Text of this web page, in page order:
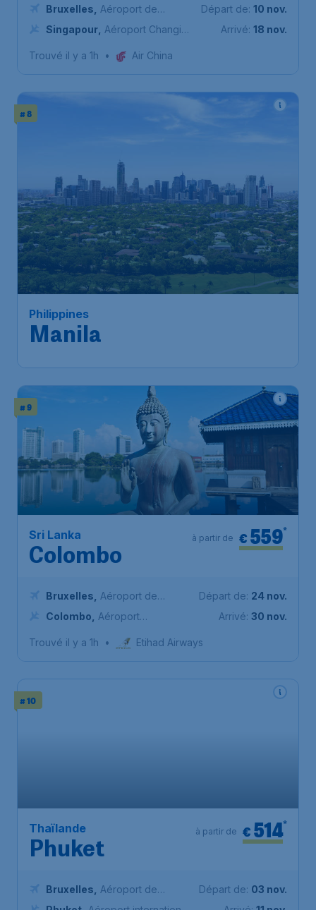
Bruxelles
Aéroport de
Bruxelles-National
Singapour Aéroport Changi
Départ de: 10 nov.
Arrivé: 18 nov.
Trouvé il y a 1h • Air China
# 8
Philippines
Manila
€470*
à partir de
Bruxelles-National
Metro Manila
international Ninoy-Aquino
# 9
Sri Lanka
Colombo
€ 559*
à partir de
Bruxelles
Aéroport de
Bruxelles-National
Colombo
Aéroport
Départ de: 24 nov.
Arrivé: 30 nov.
Trouvé il y a 1h • Etihad Airways
# 10
Thaïlande
Phuket
€ 514*
à partir de
Bruxelles
Aéroport de
Bruxelles-National
Départ de: 03 nov.